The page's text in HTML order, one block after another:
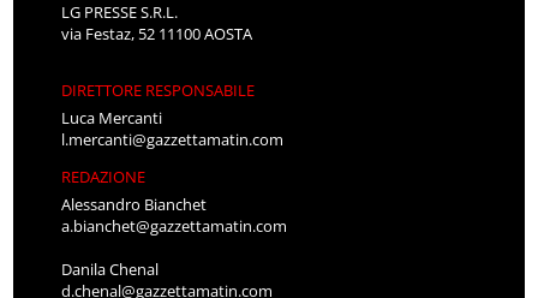
LG PRESSE S.R.L.
via Festaz, 52 11100 AOSTA
DIRETTORE RESPONSABILE
Luca Mercanti
l.mercanti@gazzettamatin.com
REDAZIONE
Alessandro Bianchet
a.bianchet@gazzettamatin.com
Danila Chenal
d.chenal@gazzettamatin.com